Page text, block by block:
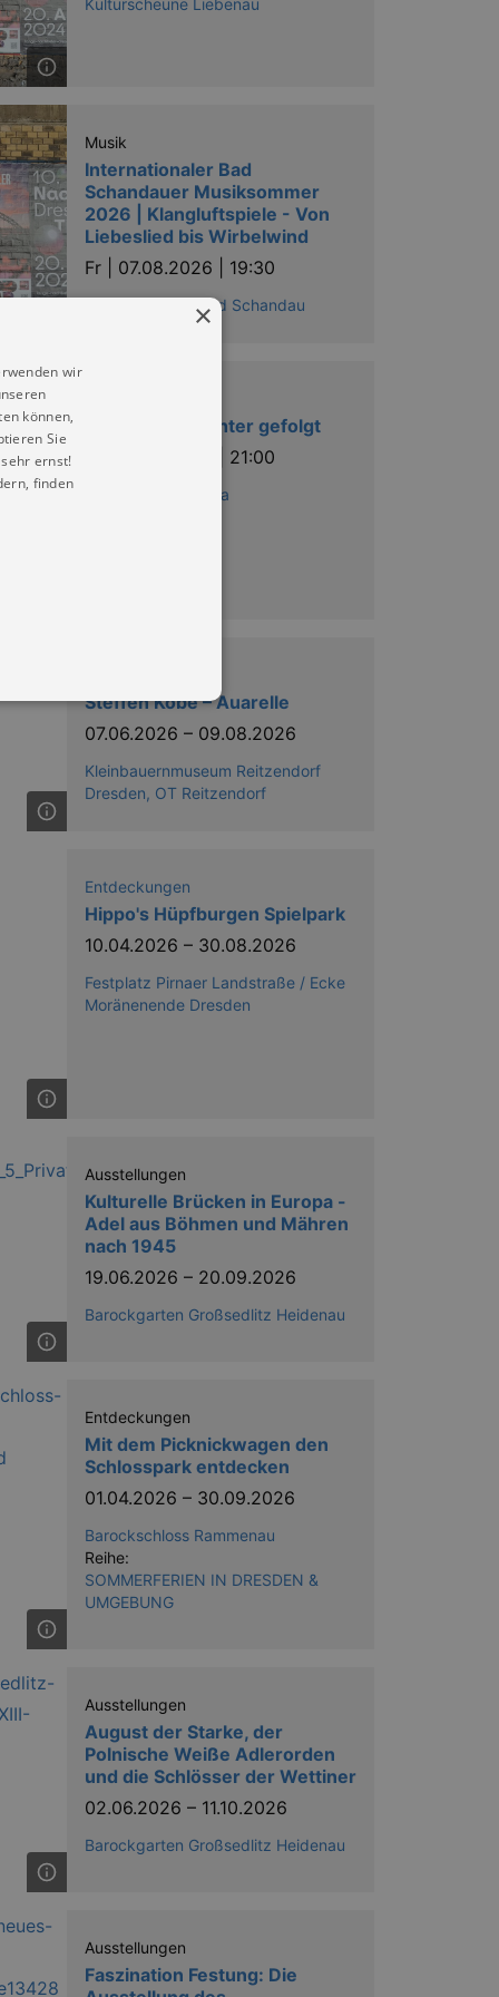
Kulturscheune Liebenau
Musik
Internationaler Bad
Schandauer Musiksommer
2026 | Klangluftspiele - Von
Liebeslied bis Wirbelwind
Fr | 07.08.2026 | 19:30
Johanniskirche Bad Schandau
Dem Nachtwächter gefolgt
07.08.2026 | 21:00
TouristService Pirna
Steffen Köbe – Auarelle
07.06.2026 – 09.08.2026
Kleinbauernmuseum Reitzendorf
Dresden, OT Reitzendorf
Entdeckungen
Hippo's Hüpfburgen Spielpark
10.04.2026 – 30.08.2026
Festplatz Pirnaer Landstraße / Ecke
Moränenende Dresden
Ausstellungen
Kulturelle Brücken in Europa -
Adel aus Böhmen und Mähren
nach 1945
19.06.2026 – 20.09.2026
Barockgarten Großsedlitz Heidenau
Entdeckungen
Mit dem Picknickwagen den
Schlosspark entdecken
01.04.2026 – 30.09.2026
Barockschloss Rammenau
Reihe:
SOMMERFERIEN IN DRESDEN &
UMGEBUNG
Ausstellungen
August der Starke, der
Polnische Weiße Adlerorden
und die Schlösser der Wettiner
02.06.2026 – 11.10.2026
Barockgarten Großsedlitz Heidenau
Ausstellungen
Faszination Festung: Die
×
wir
können,
Sie
ernst!
finden
Ihren account. Ohne diese
visitor cookie consent
to work properly.
Cross-Site Request Forgery
Cross-Site Request Forgery
Analytics - which is a
used analytics service. This
assigning a randomly
in each page request
after 2 years, although
Analytics. This
no information is
update a unique value for
Analytics, according
rate - limiting the
after 10 minutes.
the end user uses the
may have seen before
from OneTrust. It
for the use of each
in each category
is not given. The cookie
visitors to the site will
no information that can